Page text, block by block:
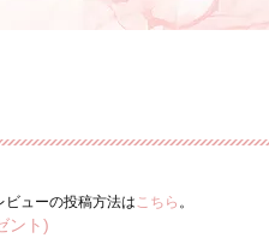
ューの投稿方法は こちら 。
ント)